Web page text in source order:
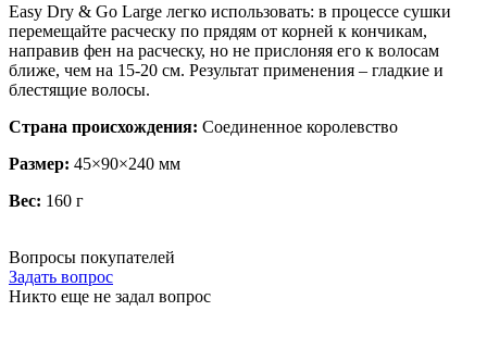
Easy Dry & Go Large легко использовать: в процессе сушки
перемещайте расческу по прядям от корней к кончикам,
направив фен на расческу, но не прислоняя его к волосам
ближе, чем на 15-20 см. Результат применения – гладкие и
блестящие волосы.
Страна происхождения: Соединенное королевство
Размер: 45×90×240 мм
Вес: 160 г
Вопросы покупателей
Задать вопрос
Никто еще не задал вопрос